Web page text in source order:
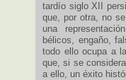
tardío siglo XII
que, por otra, no
una
bélicos, engaño,
todo ello ocupa a
que, si se
a ello, un éxito